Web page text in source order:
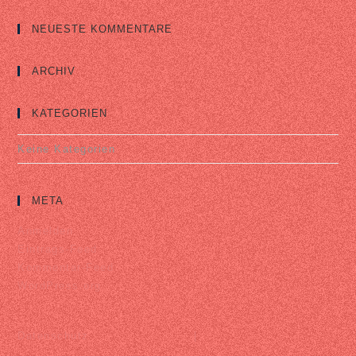
NEUESTE KOMMENTARE
ARCHIV
KATEGORIEN
Keine Kategorien
META
Anmelden
Eintrags-Feed
Kommentar-Feed
WordPress.org
Datenschutz |